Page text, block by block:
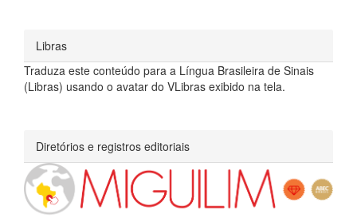
Libras
Traduza este conteúdo para a Língua Brasileira de Sinais
(Libras) usando o avatar do VLibras exibido na tela.
Diretórios e registros editoriais